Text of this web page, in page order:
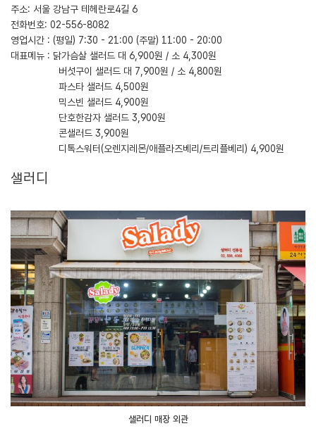
주소: 서울 강남구 테헤란로4길 6
전화번호: 02-556-8082
영업시간 : (평일) 7:30 - 21:00 (주말) 11:00 - 20:00
대표메뉴 : 닭가슴살 샐러드 대 6,900원 / 소 4,300원
버섯구이 샐러드 대 7,900원 / 소 4,800원
파스타 샐러드 4,500원
믹스빈 샐러드 4,900원
단호한감자 샐러드 3,900원
콘샐러드 3,900원
디톡스워터(오렌지레몬/애플라즈베리/트리플베리) 4,900원
샐러디
샐러디 매장 외관